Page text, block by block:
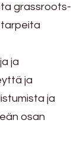
grassroots-
tarpeita
ja
ja
ja
osan